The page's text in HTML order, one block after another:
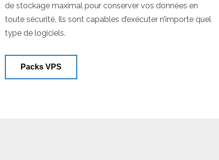
de stockage maximal pour conserver vos données en
toute sécurité. Ils sont capables d’exécuter n’importe quel
type de logiciels.
Packs VPS